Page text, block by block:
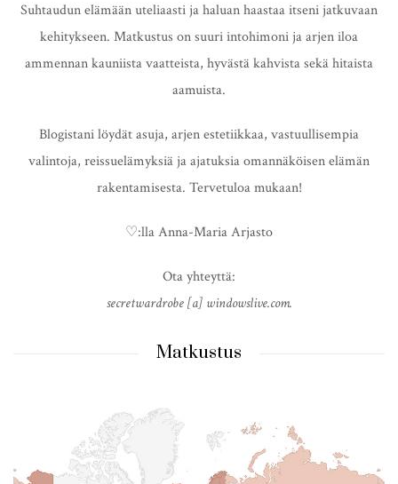
Suhtaudun elämään uteliaasti ja haluan haastaa itseni jatkuvaan
kehitykseen. Matkustus on suuri intohimoni ja arjen iloa
ammennan kauniista vaatteista, hyvästä kahvista sekä hitaista
aamuista.
Blogistani löydät asuja, arjen estetiikkaa, vastuullisempia
valintoja, reissuelämyksiä ja ajatuksia omannäköisen elämän
rakentamisesta. Tervetuloa mukaan!
♡:lla Anna-Maria Arjasto
Ota yhteyttä:
secretwardrobe [a] windowslive.com.
Matkustus